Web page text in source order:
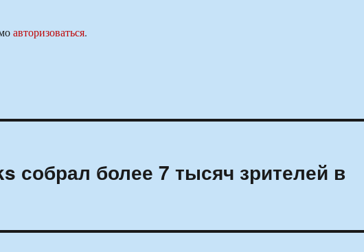
авторизоваться.
собрал более 7 тысяч зрителей в